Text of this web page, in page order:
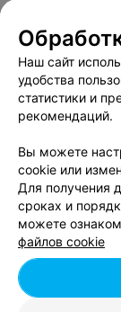
Вакансии
© 2026 ООО
Наш сайт
удобства
статистики и
рекомендаций.
Вы можете
cookie или
Для получения
сроках и
можете
файлов cookie